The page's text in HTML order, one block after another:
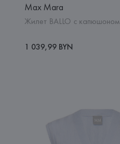
Max Mara
Жилет BALLO с капюшоном
1 039,99 BYN